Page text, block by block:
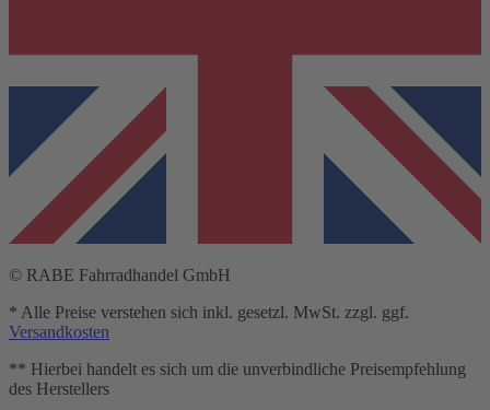
© RABE Fahrradhandel GmbH
* Alle Preise verstehen sich inkl. gesetzl. MwSt. zzgl. ggf.
Versandkosten
** Hierbei handelt es sich um die unverbindliche Preisempfehlung
des Herstellers